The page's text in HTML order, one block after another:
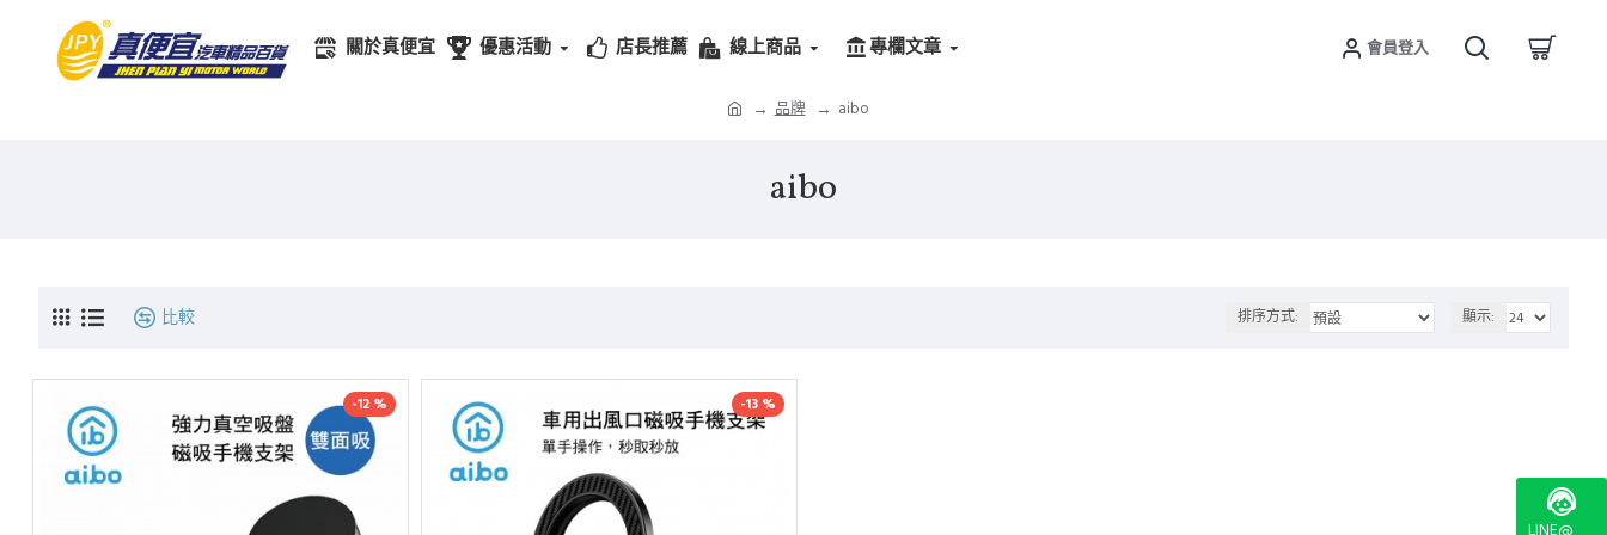
關於真便宜 優惠活動 店長推薦 線上商品 專欄文章 會員登入
品牌 aibo
aibo
比較 排序方式: 顯示:
-12 % -13 %
LINE@